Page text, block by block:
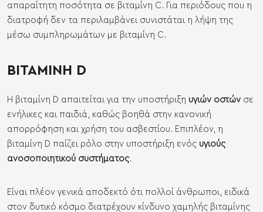
απαραίτητη ποσότητα σε βιταμίνη C. Για περιόδους που η
διατροφή δεν τα περιλαμβάνει συνιστάται η λήψη της
μέσω συμπληρωμάτων με βιταμίνη C .
ΒΙΤΑΜΙΝΗ D
Η βιταμίνη D απαιτείται για την υποστήριξη υγιών οστών σε
ενήλικες και παιδιά, καθώς βοηθά στην κανονική
απορρόφηση και χρήση του ασβεστίου. Επιπλέον, η
βιταμίνη D παίζει ρόλο στην υποστήριξη ενός υγιούς
ανοσοποιητικού συστήματος.
Είναι πλέον γενικά αποδεκτό ότι πολλοί άνθρωποι, ειδικά
στον δυτικό κόσμο διατρέχουν κίνδυνο χαμηλής βιταμίνης